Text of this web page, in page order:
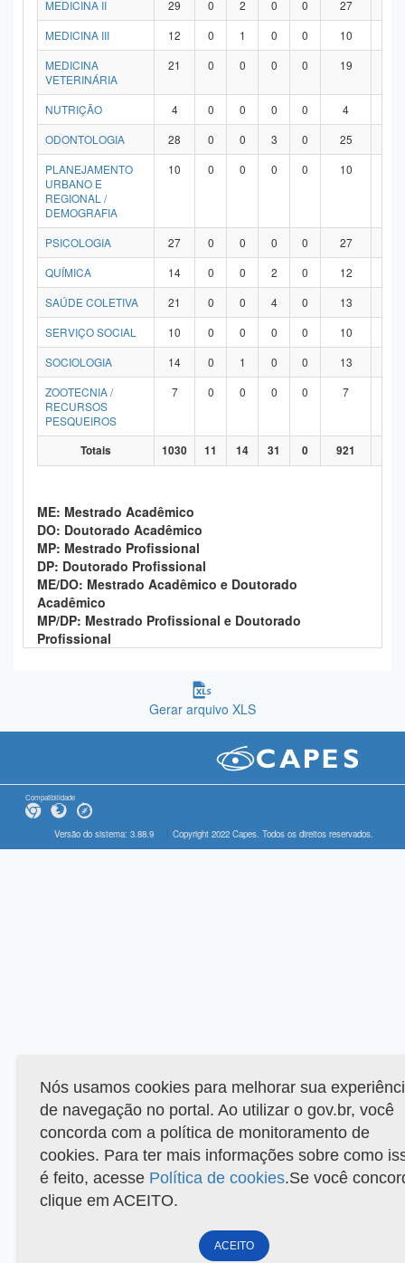
MEDICINA II
29 0 2 0 0 27
MEDICINA III
12 0 1 0 0 10
MEDICINA
VETERINÁRIA
21 0 0 0 0 19
NUTRIÇÃO 4 0 0 0 0 4
ODONTOLOGIA
28 0 0 3 0 25
PLANEJAMENTO
URBANO E
REGIONAL /
DEMOGRAFIA
10 0 0 0 0 10
PSICOLOGIA 27 0 0 0 0 27
QUÍMICA
14 0 0 2 0 12
SAÚDE COLETIVA
21 0 0 4 0 13
SERVIÇO SOCIAL
10 0 0 0 0 10
SOCIOLOGIA
14 0 1 0 0 13
ZOOTECNIA /
RECURSOS
PESQUEIROS
7 0 0 0 0 7
Totais 1030 11 14 31 0 921
ME: Mestrado Acadêmico
DO: Doutorado Acadêmico
MP: Mestrado Profissional
DP: Doutorado Profissional
ME/DO: Mestrado Acadêmico e Doutorado
Acadêmico
MP/DP: Mestrado Profissional e Doutorado
Profissional
Gerar arquivo XLS
Compatibilidade
Versão do sistema: 3.88.9 Copyright 2022 Capes. Todos os direitos reservados.
Nós usamos cookies para melhorar sua
de navegação no portal. Ao utilizar o gov.br, você
concorda com a política de monitoramento de
cookies. Para ter mais informações sobre como
é feito, acesse Política de cookies.Se você
clique em ACEITO.
ACEITO